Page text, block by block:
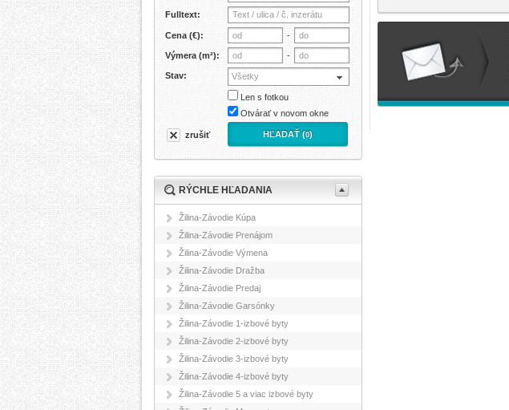
Fulltext:
Cena (€): -
Výmera (m²): -
Stav: Všetky
Len s fotkou
Otvárať v novom okne
zrušiť HĽADAŤ (0)
RÝCHLE HĽADANIA
Žilina-Závodie Kúpa
Žilina-Závodie Prenájom
Žilina-Závodie Výmena
Žilina-Závodie Dražba
Žilina-Závodie Predaj
Žilina-Závodie Garsónky
Žilina-Závodie 1-izbové byty
Žilina-Závodie 2-izbové byty
Žilina-Závodie 3-izbové byty
Žilina-Závodie 4-izbové byty
Žilina-Závodie 5 a viac izbové byty